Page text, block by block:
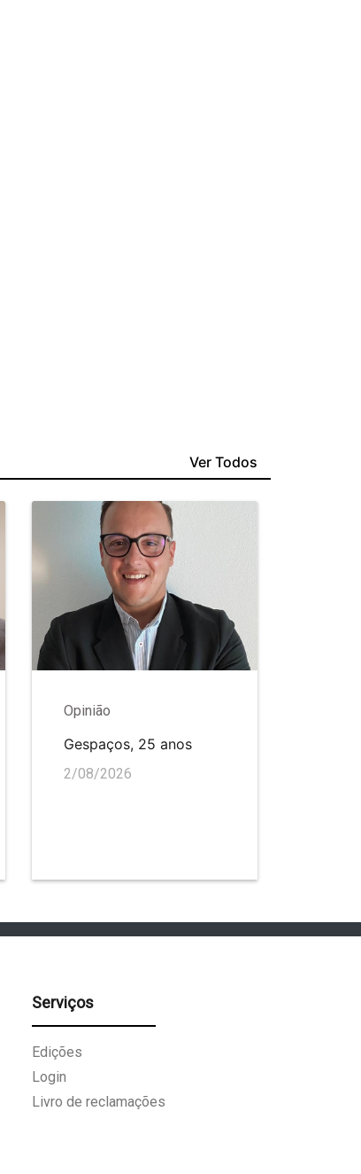
Ver Todos
Opinião
Gespaços, 25 anos
2/08/2026
Serviços
Edições
Login
Livro de reclamações